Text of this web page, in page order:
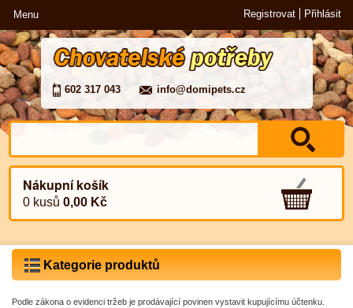
Menu Registrovat Přihlásit
602 317 043 info@domipets.cz
Nákupní košík
0 kusů0,00 Kč
Kategorie produktů
Podle zákona o evidenci tržeb je prodávající povinen vystavit kupujícímu účtenku.